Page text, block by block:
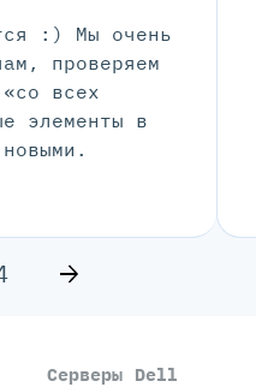
:) Мы очень
проверяем
всех
элементы в
Серверы Dell